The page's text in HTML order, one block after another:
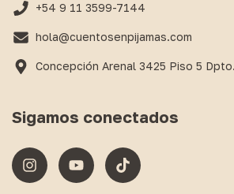
+54 9 11 3599-7144
hola@cuentosenpijamas.com
Concepción Arenal 3425 Piso 5
Sigamos conectados